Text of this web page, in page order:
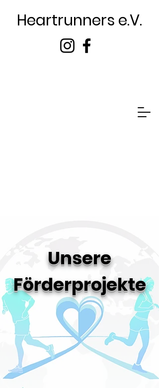
Heartrunners e.V.
Unsere
Förderprojekte